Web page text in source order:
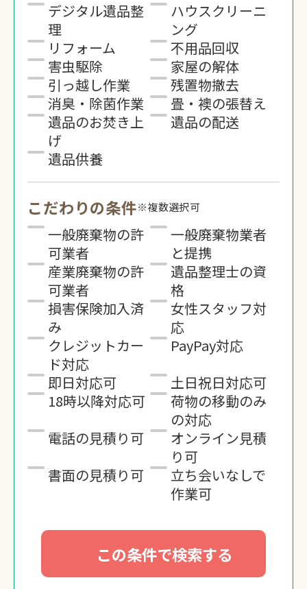
デジタル遺品整
理
ハウスクリーニ
ング
リフォーム
不用品回収
害虫駆除
家屋の解体
引っ越し作業
残置物撤去
消臭・除菌作業
畳・襖の張替え
遺品のお焚き上
げ
遺品の配送
遺品供養
こだわりの条件※複数選択可
一般廃棄物の許
可業者
一般廃棄物業者
と提携
産業廃棄物の許
可業者
遺品整理士の資
格
損害保険加入済
み
女性スタッフ対
応
クレジットカー
ド対応
PayPay対応
即日対応可
土日祝日対応可
18時以降対応可
荷物の移動のみ
の対応
電話の見積り可
オンライン見積
り可
書面の見積り可
立ち会いなしで
作業可
この条件で検索する